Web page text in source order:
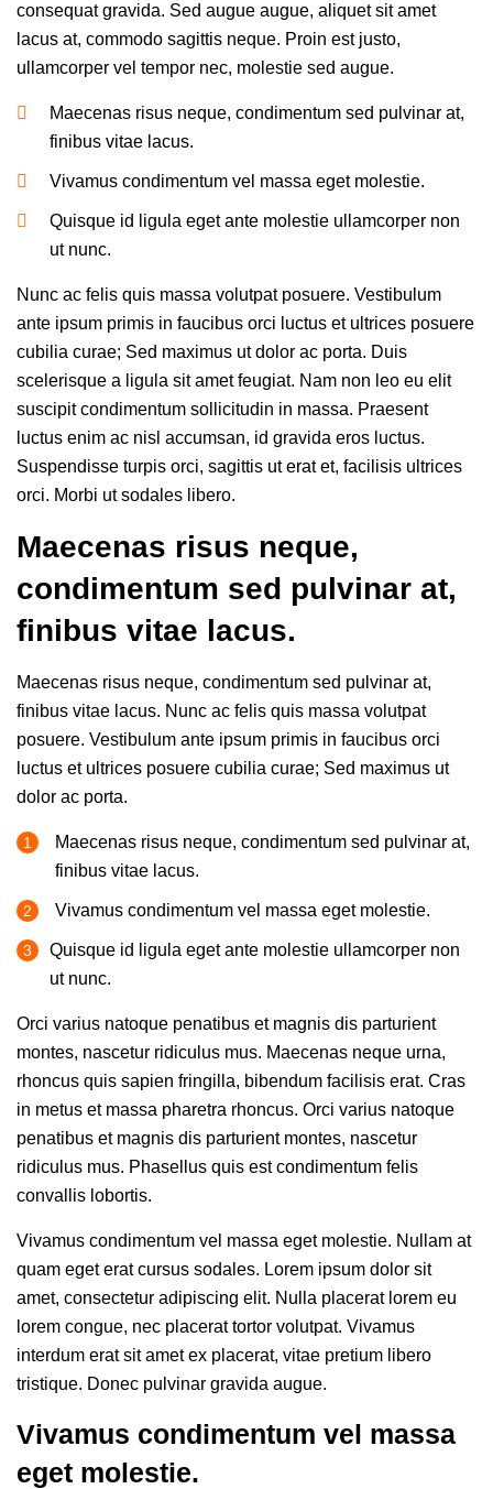
consequat gravida. Sed augue augue, aliquet sit amet
lacus at, commodo sagittis neque. Proin est justo,
ullamcorper vel tempor nec, molestie sed augue.
Maecenas risus neque, condimentum sed pulvinar at,
finibus vitae lacus.
Vivamus condimentum vel massa eget molestie.
Quisque id ligula eget ante molestie ullamcorper non
ut nunc.
Nunc ac felis quis massa volutpat posuere. Vestibulum
ante ipsum primis in faucibus orci luctus et ultrices posuere
cubilia curae; Sed maximus ut dolor ac porta. Duis
scelerisque a ligula sit amet feugiat. Nam non leo eu elit
suscipit condimentum sollicitudin in massa. Praesent
luctus enim ac nisl accumsan, id gravida eros luctus.
Suspendisse turpis orci, sagittis ut erat et, facilisis ultrices
orci. Morbi ut sodales libero.
Maecenas risus neque,
condimentum sed pulvinar at,
finibus vitae lacus.
Maecenas risus neque, condimentum sed pulvinar at,
finibus vitae lacus. Nunc ac felis quis massa volutpat
posuere. Vestibulum ante ipsum primis in faucibus orci
luctus et ultrices posuere cubilia curae; Sed maximus ut
dolor ac porta.
Maecenas risus neque, condimentum sed pulvinar at,
finibus vitae lacus.
Vivamus condimentum vel massa eget molestie.
Quisque id ligula eget ante molestie ullamcorper non
ut nunc.
Orci varius natoque penatibus et magnis dis parturient
montes, nascetur ridiculus mus. Maecenas neque urna,
rhoncus quis sapien fringilla, bibendum facilisis erat. Cras
in metus et massa pharetra rhoncus. Orci varius natoque
penatibus et magnis dis parturient montes, nascetur
ridiculus mus. Phasellus quis est condimentum felis
convallis lobortis.
Vivamus condimentum vel massa eget molestie. Nullam at
quam eget erat cursus sodales. Lorem ipsum dolor sit
amet, consectetur adipiscing elit. Nulla placerat lorem eu
lorem congue, nec placerat tortor volutpat. Vivamus
interdum erat sit amet ex placerat, vitae pretium libero
tristique. Donec pulvinar gravida augue.
Vivamus condimentum vel massa
eget molestie.